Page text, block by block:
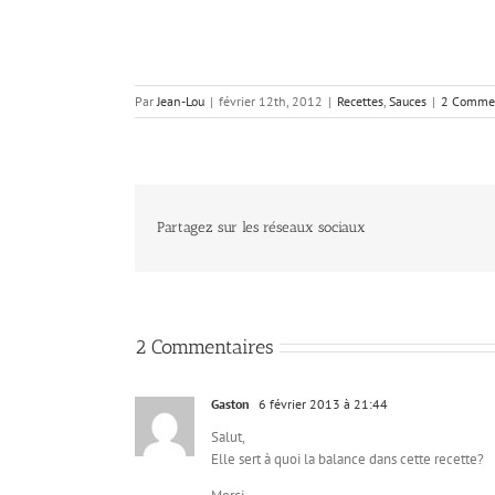
ParJean-Lou | février 12th, 2012 | Recettes, Sauces | 2
Partagez sur les réseaux sociaux
2 Commentaires
Gaston 6 février 2013 à 21:44
Salut,
Elle sert à quoi la balance dans cette recette?